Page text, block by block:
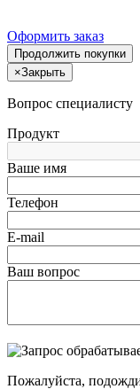
Оформить заказ
Продолжить покупки
×Закрыть
Вопрос специалисту
Продукт
Ваше имя
Телефон
E-mail
Ваш вопрос
Пожалуйста,